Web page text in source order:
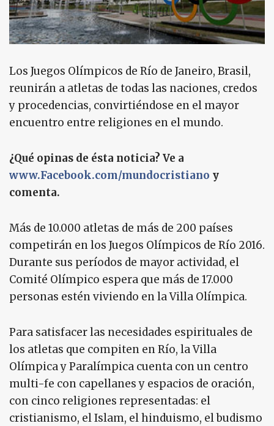
Los Juegos Olímpicos de Río de Janeiro, Brasil,
reunirán a atletas de todas las naciones, credos
y procedencias, convirtiéndose en el mayor
encuentro entre religiones en el mundo.
¿Qué opinas de ésta noticia? Ve a
www.Facebook.com/mundocristiano y
comenta.
Más de 10.000 atletas de más de 200 países
competirán en los Juegos Olímpicos de Río 2016.
Durante sus períodos de mayor actividad, el
Comité Olímpico espera que más de 17.000
personas estén viviendo en la Villa Olímpica.
Para satisfacer las necesidades espirituales de
los atletas que compiten en Río, la Villa
Olímpica y Paralímpica cuenta con un centro
multi-fe con capellanes y espacios de oración,
con cinco religiones representadas: el
cristianismo, el Islam, el hinduismo, el budismo